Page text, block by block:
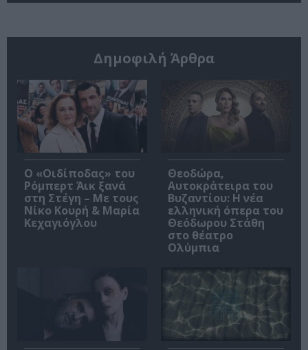
Δημοφιλή Άρθρα
O «Οιδίποδας» του
Ρόμπερτ Άικ ξανά
στη Στέγη – Με τους
Νίκο Κουρή & Μαρία
Κεχαγιόγλου
Θεοδώρα,
Αυτοκράτειρα του
Βυζαντίου: Η νέα
ελληνική όπερα του
Θεόδωρου Στάθη
στο θέατρο
Ολύμπια